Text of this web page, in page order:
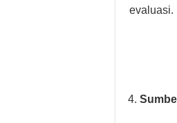
evaluasi.